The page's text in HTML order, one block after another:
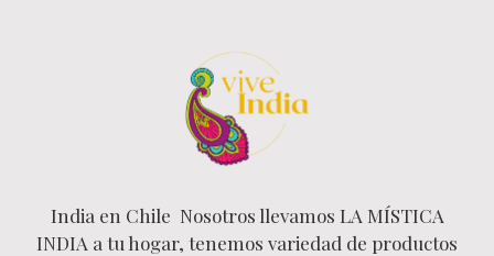
India en Chile Nosotros llevamos LA MÍSTICA
INDIA a tu hogar, tenemos variedad de productos